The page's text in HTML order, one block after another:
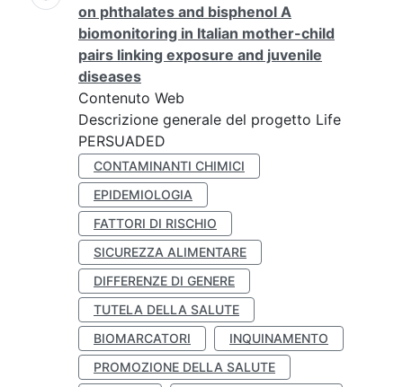
on phthalates and bisphenol A
biomonitoring in Italian mother-child
pairs linking exposure and juvenile
diseases
Contenuto Web
Descrizione generale del progetto Life
PERSUADED
CONTAMINANTI CHIMICI
EPIDEMIOLOGIA
FATTORI DI RISCHIO
SICUREZZA ALIMENTARE
DIFFERENZE DI GENERE
TUTELA DELLA SALUTE
BIOMARCATORI
INQUINAMENTO
PROMOZIONE DELLA SALUTE